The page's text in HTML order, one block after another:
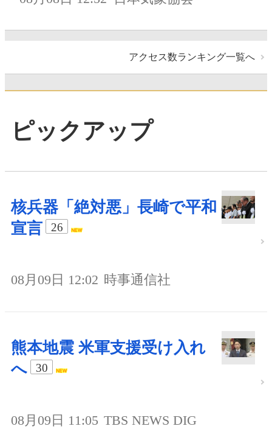
アクセス数ランキング一覧へ
ピックアップ
核兵器「絶対悪」長崎で平和
宣言
26
08月09日 12:02 時事通信社
熊本地震 米軍支援受け入れ
へ
30
08月09日 11:05 TBS NEWS DIG